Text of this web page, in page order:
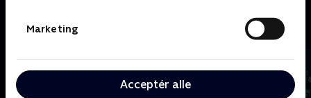
Marketing
Acceptér alle